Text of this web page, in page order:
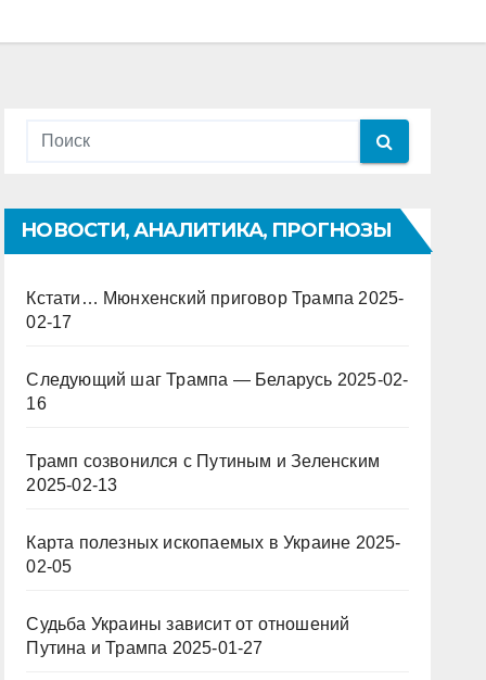
НОВОСТИ, АНАЛИТИКА, ПРОГНОЗЫ
Кстати… Мюнхенский приговор Трампа 2025-
02-17
Следующий шаг Трампа — Беларусь 2025-02-
16
Трамп созвонился с Путиным и Зеленским
2025-02-13
Карта полезных ископаемых в Украине 2025-
02-05
Судьба Украины зависит от отношений
Путина и Трампа 2025-01-27